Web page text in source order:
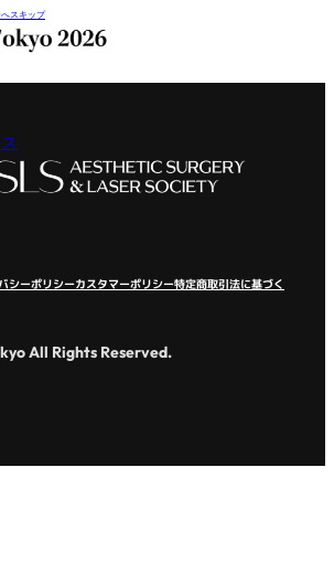
スキップ
シーポリシーカスタマーポリシー特定商取引法に基づく
All Rights Reserved.